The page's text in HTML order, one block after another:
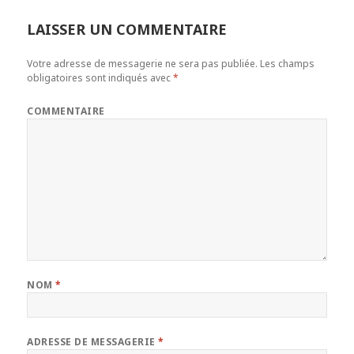
LAISSER UN COMMENTAIRE
Votre adresse de messagerie ne sera pas publiée. Les champs
obligatoires sont indiqués avec*
COMMENTAIRE
NOM*
ADRESSE DE MESSAGERIE*